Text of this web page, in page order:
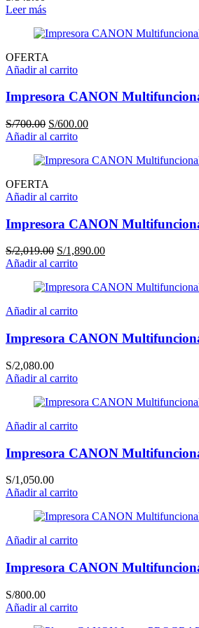
Leer más
OFERTA
Añadir al carrito
Impresora CANON
S/700.00 El
precio
era:
S/600.00El
es:
Añadir al carrito
OFERTA
Añadir al carrito
Impresora CANON
S/2,019.00 El
precio
era:
S/1,890.00El
es:
Añadir al carrito
Añadir al carrito
Impresora CANON
S/2,080.00
Añadir al carrito
Añadir al carrito
Impresora CANON
S/1,050.00
Añadir al carrito
Añadir al carrito
Impresora CANON
S/800.00
Añadir al carrito